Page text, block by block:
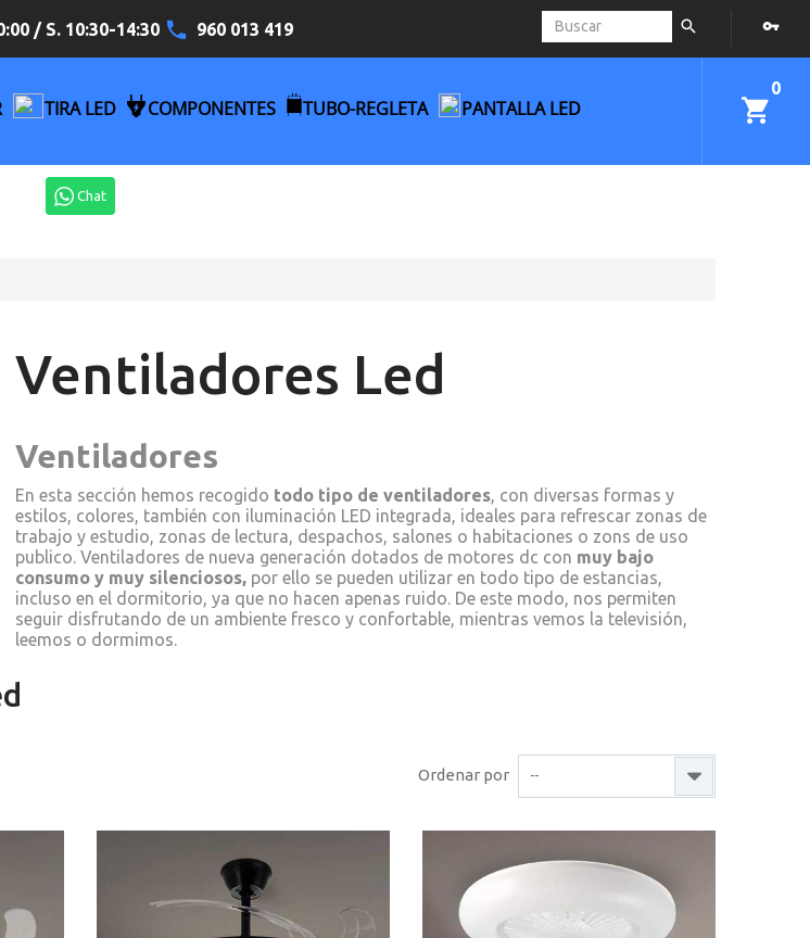
/ S. 10:30-14:30 960 013 419
0
TIRA LED COMPONENTES TUBO-REGLETA PANTALLA LED
Chat
Ventiladores Led
Ventiladores
En esta sección hemos recogido todo tipo de ventiladores, con diversas formas y
estilos, colores, también con iluminación LED integrada, ideales para refrescar zonas de
trabajo y estudio, zonas de lectura, despachos, salones o habitaciones o zons de uso
publico. Ventiladores de nueva generación dotados de motores dc con muy bajo
consumo y muy silenciosos, por ello se pueden utilizar en todo tipo de estancias,
incluso en el dormitorio, ya que no hacen apenas ruido. De este modo, nos permiten
seguir disfrutando de un ambiente fresco y confortable, mientras vemos la televisión,
leemos o dormimos.
Ordenar por --